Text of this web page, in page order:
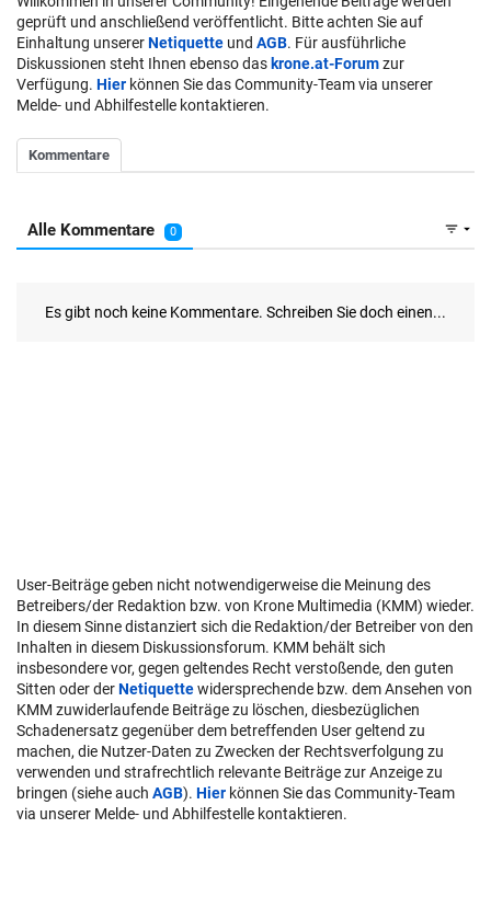
geprüft und anschließend veröffentlicht. Bitte achten Sie auf
Einhaltung unsererNetiquette und AGB. Für ausführliche
Diskussionen steht Ihnen ebenso das krone.at-Forumzur
Verfügung. Hier können Sie das Community-Team via unserer
Melde- und Abhilfestelle kontaktieren.
User-Beiträge geben nicht notwendigerweise die Meinung des
Betreibers/der Redaktion bzw. von Krone Multimedia (KMM) wieder.
In diesem Sinne distanziert sich die Redaktion/der Betreiber von den
Inhalten in diesem Diskussionsforum. KMM behält sich
insbesondere vor, gegen geltendes Recht verstoßende, den guten
Sitten oder derNetiquettewidersprechende bzw. dem Ansehen von
KMM zuwiderlaufende Beiträge zu löschen, diesbezüglichen
Schadenersatz gegenüber dem betreffenden User geltend zu
machen, die Nutzer-Daten zu Zwecken der Rechtsverfolgung zu
verwenden und strafrechtlich relevante Beiträge zur Anzeige zu
bringen (siehe auch AGB). Hier können Sie das Community-Team
via unserer Melde- und Abhilfestelle kontaktieren.